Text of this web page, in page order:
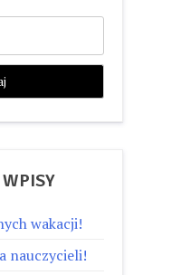
wakacji!
nauczycieli!